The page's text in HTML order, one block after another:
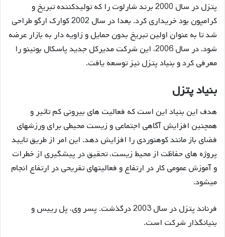
پتزل در سال 2000 برند شارلوت را که تولیدکننده تبریخ و
کرامپون بود خریداری کرد. بعدا در سال 2002 کوارک ارگو طراحی
شد تا به عنوان اولین تبریخ بدون حمایل و زاویه دار به بازار عرضه
شود. در سال 2006، این شرکت مدیرکل جدید پاسکال بونینو را
معرفی کرد و بنیاد پتزل نیز توسعه یافت.
بنیاد پتزل
هدف این بنیاد این است که فعالیت های بیرونی کم تاثیر و
همچنین افزایش آگاهی اجتماعی و زیست محیطی برای ورزشهای
فضای باز مانند کوهنوردی را افزایش دهد. این امر از طریق تایید
پروژه های حفاظت از محیط زیست، تحقیق در پیشگیری از خطرات
و آموزش عمومی کار در ارتفاع و فعالیتهای تفریحی در ارتفاع انجام
میشود.
فرناند پتزل در سال 2003 درگذشت. پسر وی، پل رییس و
بنیانگذار شرکت است.